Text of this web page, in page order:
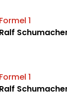
Formel 1
Ralf
Formel 1
Ralf